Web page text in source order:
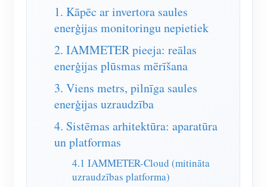
Virtuālais skaitītājs
Enerģijas prognozēšanas un simulācijas sistēma
Lietojumprogrammas
Saules PV sistēmas enerģijas monitors
Elektrības patēriņa monitors
PV sildītāja vadības sistēma
Mājas automatizācija
Veikals
Resursi
Produkta īsais ievads
Dokuments
kopiena
Līdzstrādnieku programma
Izstrādātājs
1. Kāpēc ar invertora saules
enerģijas monitoringu nepietiek
2. IAMMETER pieeja: reālas
enerģijas plūsmas mērīšana
3. Viens metrs, pilnīga saules
enerģijas uzraudzība
4. Sistēmas arhitektūra: aparatūra
un platformas
4.1 IAMMETER-Cloud (mitināta
uzraudzības platforma)